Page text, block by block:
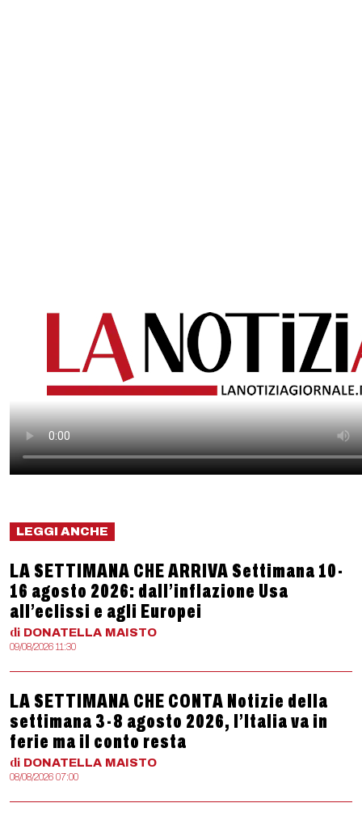
LEGGI ANCHE
LA SETTIMANA CHE ARRIVA Settimana 10-
16 agosto 2026: dall’inflazione Usa
all’eclissi e agli Europei
di DONATELLA MAISTO
09/08/2026 11:30
LA SETTIMANA CHE CONTA Notizie della
settimana 3-8 agosto 2026, l’Italia va in
ferie ma il conto resta
di DONATELLA MAISTO
08/08/2026 07:00